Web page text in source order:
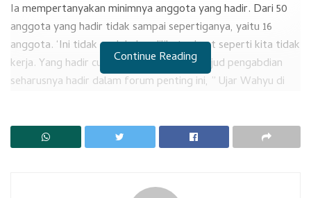
Ia mempertanyakan minimnya anggota yang hadir. Dari 50
anggota yang hadir tidak sampai sepertiganya, yaitu 16
anggota. ‘Ini tidak enak kalau dilihat rakyat seperti kita tidak
kerja. Yang hadir cuma sedikit. Sebagai wujud pengabdian
seharusnya hadir dalam forum penting ini, ” Ujar Wahyu di
RELATED POSTS
Continue Reading